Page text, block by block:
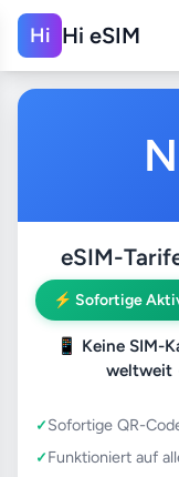
Hi Hi eSIM
eSIM-
⚡ Sofortige
📱 Keine SIM-
weltweit
Sofortige QR-
Funktioniert auf